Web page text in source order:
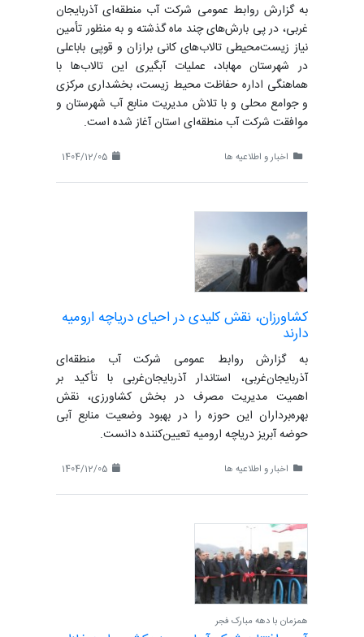
به گزارش روابط عمومی شرکت آب منطقه‌ای آذربایجان
غربی، در پی بارش‌های چند ماه گذشته و به منظور تأمین
نیاز زیست‌محیطی تالاب‌های کانی برازان و قوپی باباعلی
در شهرستان مهاباد، عملیات آبگیری این تالاب‌ها با
هماهنگی اداره حفاظت محیط زیست، بخشداری مرکزی
و جوامع محلی و با تلاش مدیریت منابع آب شهرستان و
موافقت شرکت آب منطقه‌ای استان آغاز شده است.
اخبار و اطلاعیه ها
کشاورزان، نقش کلیدی در احیای دریاچه ارومیه
دارند
به گزارش روابط عمومی شرکت آب منطقه‌ای
آذربایجان‌غربی، استاندار آذربایجان‌غربی با تأکید بر
اهمیت مدیریت مصرف در بخش کشاورزی، نقش
بهره‌برداران این حوزه را در بهبود وضعیت منابع آبی
حوضه آبریز دریاچه ارومیه تعیین‌کننده دانست.
اخبار و اطلاعیه ها
همزمان با دهه مبارک فجر